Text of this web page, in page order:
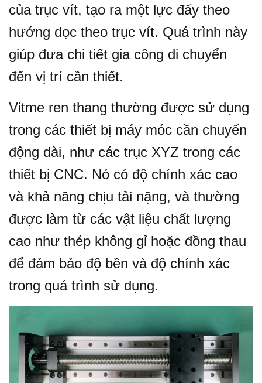
của trục vít, tạo ra một lực đẩy theo
hướng dọc theo trục vít. Quá trình này
giúp đưa chi tiết gia công di chuyển
đến vị trí cần thiết.
Vitme ren thang thường được sử dụng
trong các thiết bị máy móc cần chuyển
động dài, như các trục XYZ trong các
thiết bị CNC. Nó có độ chính xác cao
và khả năng chịu tải nặng, và thường
được làm từ các vật liệu chất lượng
cao như thép không gỉ hoặc đồng thau
để đảm bảo độ bền và độ chính xác
trong quá trình sử dụng.